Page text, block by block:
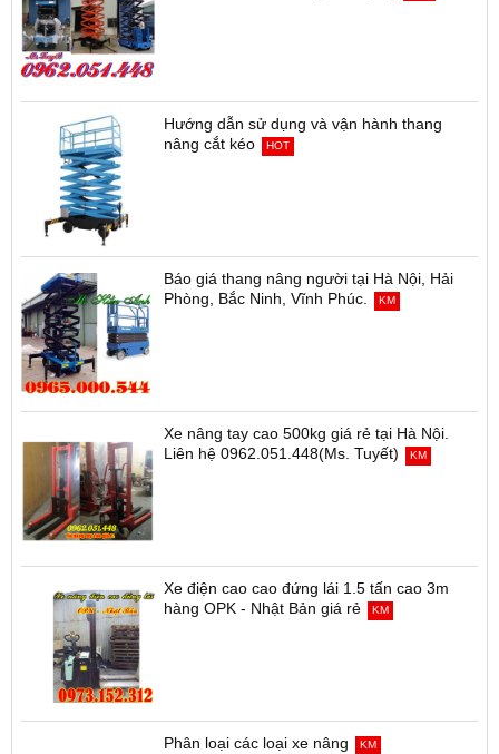
Hướng dẫn sử dụng và vận hành thang
nâng cắt kéo
HOT
Báo giá thang nâng người tại Hà Nội, Hải
Phòng, Bắc Ninh, Vĩnh Phúc.
KM
Xe nâng tay cao 500kg giá rẻ tại Hà Nội.
Liên hệ 0962.051.448(Ms. Tuyết)
KM
Xe điện cao cao đứng lái 1.5 tấn cao 3m
hàng OPK - Nhật Bản giá rẻ
KM
Phân loại các loại xe nâng KM